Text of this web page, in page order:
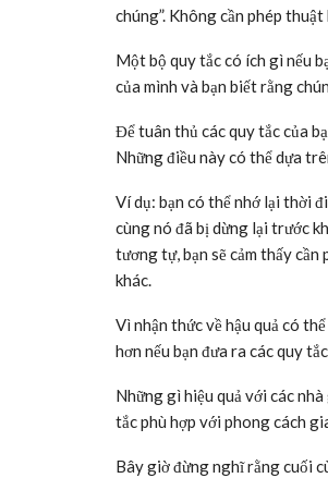
chúng”. Không cần phép
Một bộ quy tắc có ích gì nếu
của mình và bạn biết rằng
Để tuân thủ các quy tắc của
Những điều này có thể dựa
Ví dụ: bạn có thể nhớ lại thời
cùng nó đã bị dừng lại trước
tương tự, bạn sẽ cảm thấy
khác.
Vì nhận thức về hậu quả có
hơn nếu bạn đưa ra các quy
Những gì hiệu quả với các
tắc phù hợp với phong cách
Bây giờ đừng nghĩ rằng cuối